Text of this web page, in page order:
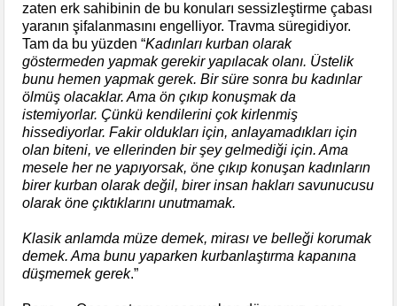
zaten erk sahibinin de bu konuları sessizleştirme çabası
yaranın şifalanmasını engelliyor. Travma süregidiyor.
Tam da bu yüzden “Kadınları kurban olarak
göstermeden yapmak gerekir yapılacak olanı. Üstelik
bunu hemen yapmak gerek. Bir süre sonra bu kadınlar
ölmüş olacaklar. Ama ön çıkıp konuşmak da
istemiyorlar. Çünkü kendilerini çok kirlenmiş
hissediyorlar. Fakir oldukları için, anlayamadıkları için
olan biteni, ve ellerinden bir şey gelmediği için. Ama
mesele her ne yapıyorsak, öne çıkıp konuşan kadınların
birer kurban olarak değil, birer insan hakları savunucusu
olarak öne çıktıklarını unutmamak.
Klasik anlamda müze demek, mirası ve belleği korumak
demek. Ama bunu yaparken kurbanlaştırma kapanına
düşmemek gerek.”